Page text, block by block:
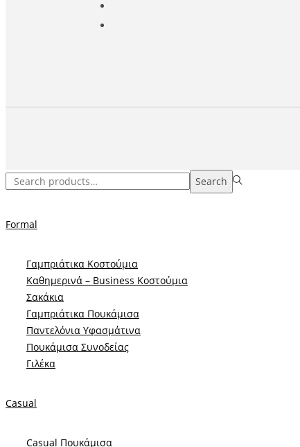
Search
Formal
Γαμπριάτικα Κοστούμια
Καθημερινά – Business Κοστούμια
Σακάκια
Γαμπριάτικα Πουκάμισα
Παντελόνια Υφασμάτινα
Πουκάμισα Συνοδείας
Γιλέκα
Casual
Casual Πουκάμισα